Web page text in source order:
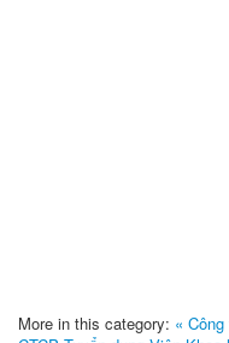
More in this category: «